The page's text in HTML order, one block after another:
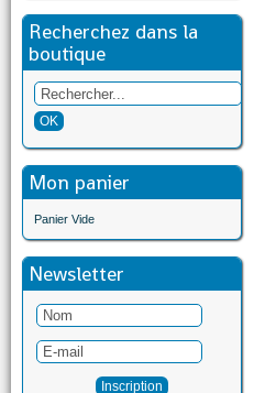
Recherchez dans la
boutique
Mon panier
Panier Vide
Newsletter